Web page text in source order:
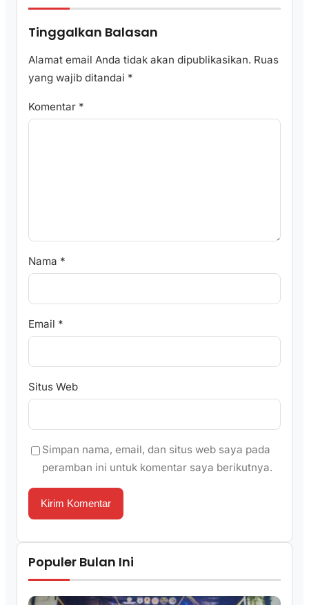
Tinggalkan Balasan
Alamat email Anda tidak akan dipublikasikan. Ruas
yang wajib ditandai *
Komentar *
Nama *
Email *
Situs Web
Simpan nama, email, dan situs web saya pada
peramban ini untuk komentar saya berikutnya.
Populer Bulan Ini